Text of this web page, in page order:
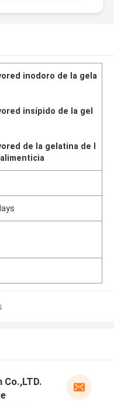
inodoro de la gela
insípido de la gel
de la gelatina de l
Co.,LTD.